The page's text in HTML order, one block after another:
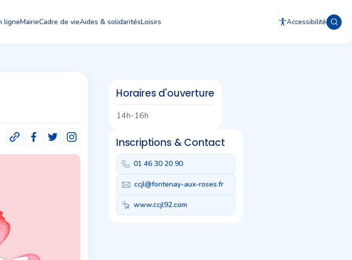
ligneMairieCadre de vieAides & solidaritésLoisirs Accessibilité
Horaires d'ouverture
14h-16h
Inscriptions & Contact
01 46 30 20 90
ccjl@fontenay-aux-roses.fr
www.ccjl92.com